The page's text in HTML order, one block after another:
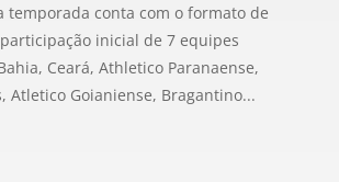
temporada conta com o formato de
inicial de 7 equipes
Ceará, Athletico Paranaense,
Atletico Goianiense, Bragantino...